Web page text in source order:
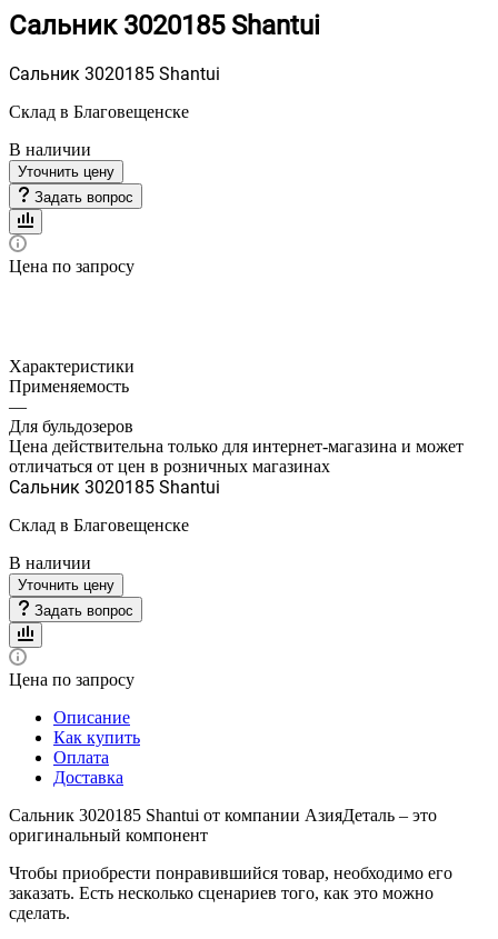
Сальник 3020185 Shantui
Сальник 3020185 Shantui
Склад в Благовещенске
В наличии
Уточнить цену
Задать вопрос
Цена по запросу
Характеристики
Применяемость
—
Для бульдозеров
Цена действительна только для интернет-магазина и может
отличаться от цен в розничных магазинах
Сальник 3020185 Shantui
Склад в Благовещенске
В наличии
Уточнить цену
Задать вопрос
Цена по запросу
Описание
Как купить
Оплата
Доставка
Сальник 3020185 Shantui от компании АзияДеталь – это
оригинальный компонент
Чтобы приобрести понравившийся товар, необходимо его
заказать. Есть несколько сценариев того, как это можно
сделать.